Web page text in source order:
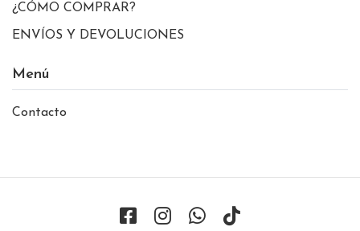
¿CÓMO COMPRAR?
ENVÍOS Y DEVOLUCIONES
Menú
Contacto